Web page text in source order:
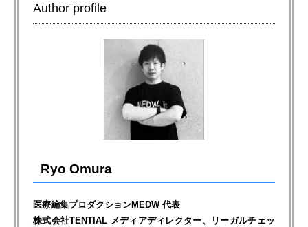
Author profile
Ryo Omura
医療編集プロダクションMEDW 代表
株式会社TENTIAL メディアディレクター、リーガルチェッ